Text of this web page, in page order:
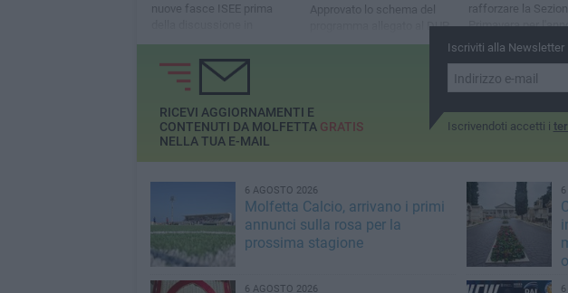
nuove fasce ISEE prima
Approvato lo schema del
programma allegato al DUP.
Tra le opere previste
rafforzare la
Primavera per
educativo 2026/
Iscriviti alla Newsletter
Iscrivendoti accetti i
RICEVI AGGIORNAMENTI E
CONTENUTI DA MOLFETTA GRATIS
NELLA TUA E-MAIL
6 AGOSTO 2026
Molfetta Calcio, arrivano i primi
annunci sulla rosa per la
prossima stagione
6 AGOSTO 2026